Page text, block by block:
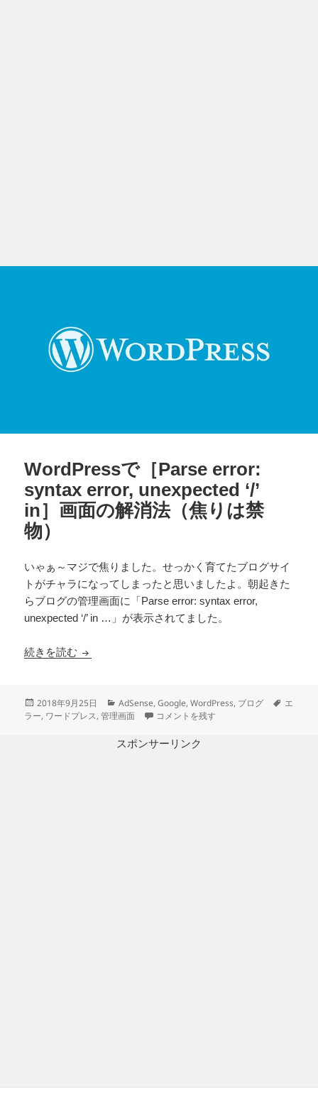
WordPressで［Parse error:
syntax error, unexpected ‘/’
in］画面の解消法（焦りは禁
物）
いゃぁ～マジで焦りました。せっかく育てたブログサイ
トがチャラになってしまったと思いましたよ。朝起きた
らブログの管理画面に「Parse error: syntax error,
unexpected ‘/’ in …」が表示されてました。
続きを読む WordPressで［Parse error: syntax error,
投
稿
2018年9月25日
カ
テ
リ
AdSense,Google,WordPress, ブログ
タ
エ
ラー, ワードプレス,管理画面 WordPressで［Parse error: syntax error,
コメントを残す
スポンサーリンク